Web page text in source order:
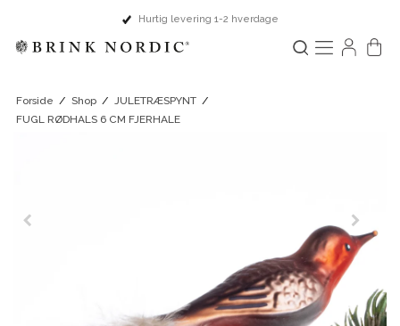
Fysisk butik i Ringsted
Forside / Shop / JULETRÆSPYNT /
FUGL RØDHALS 6 CM FJERHALE